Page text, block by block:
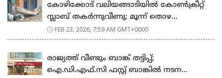
കോഴിക്കോട് വലിയങ്ങാടിയിൽ കോൺക്രീറ്റ്
സ്ലാബ് തകർന്നുവീണു; മൂന്ന് തൊഴ...
FEB 23, 2026, 7:59 AM GMT+0000
രാജ്യത്ത് വീണ്ടും ബാങ്ക് തട്ടിപ്പ്;
ഐ.ഡി.എഫ്.സി ഫസ്റ്റ് ബാങ്കിൽ നടന...